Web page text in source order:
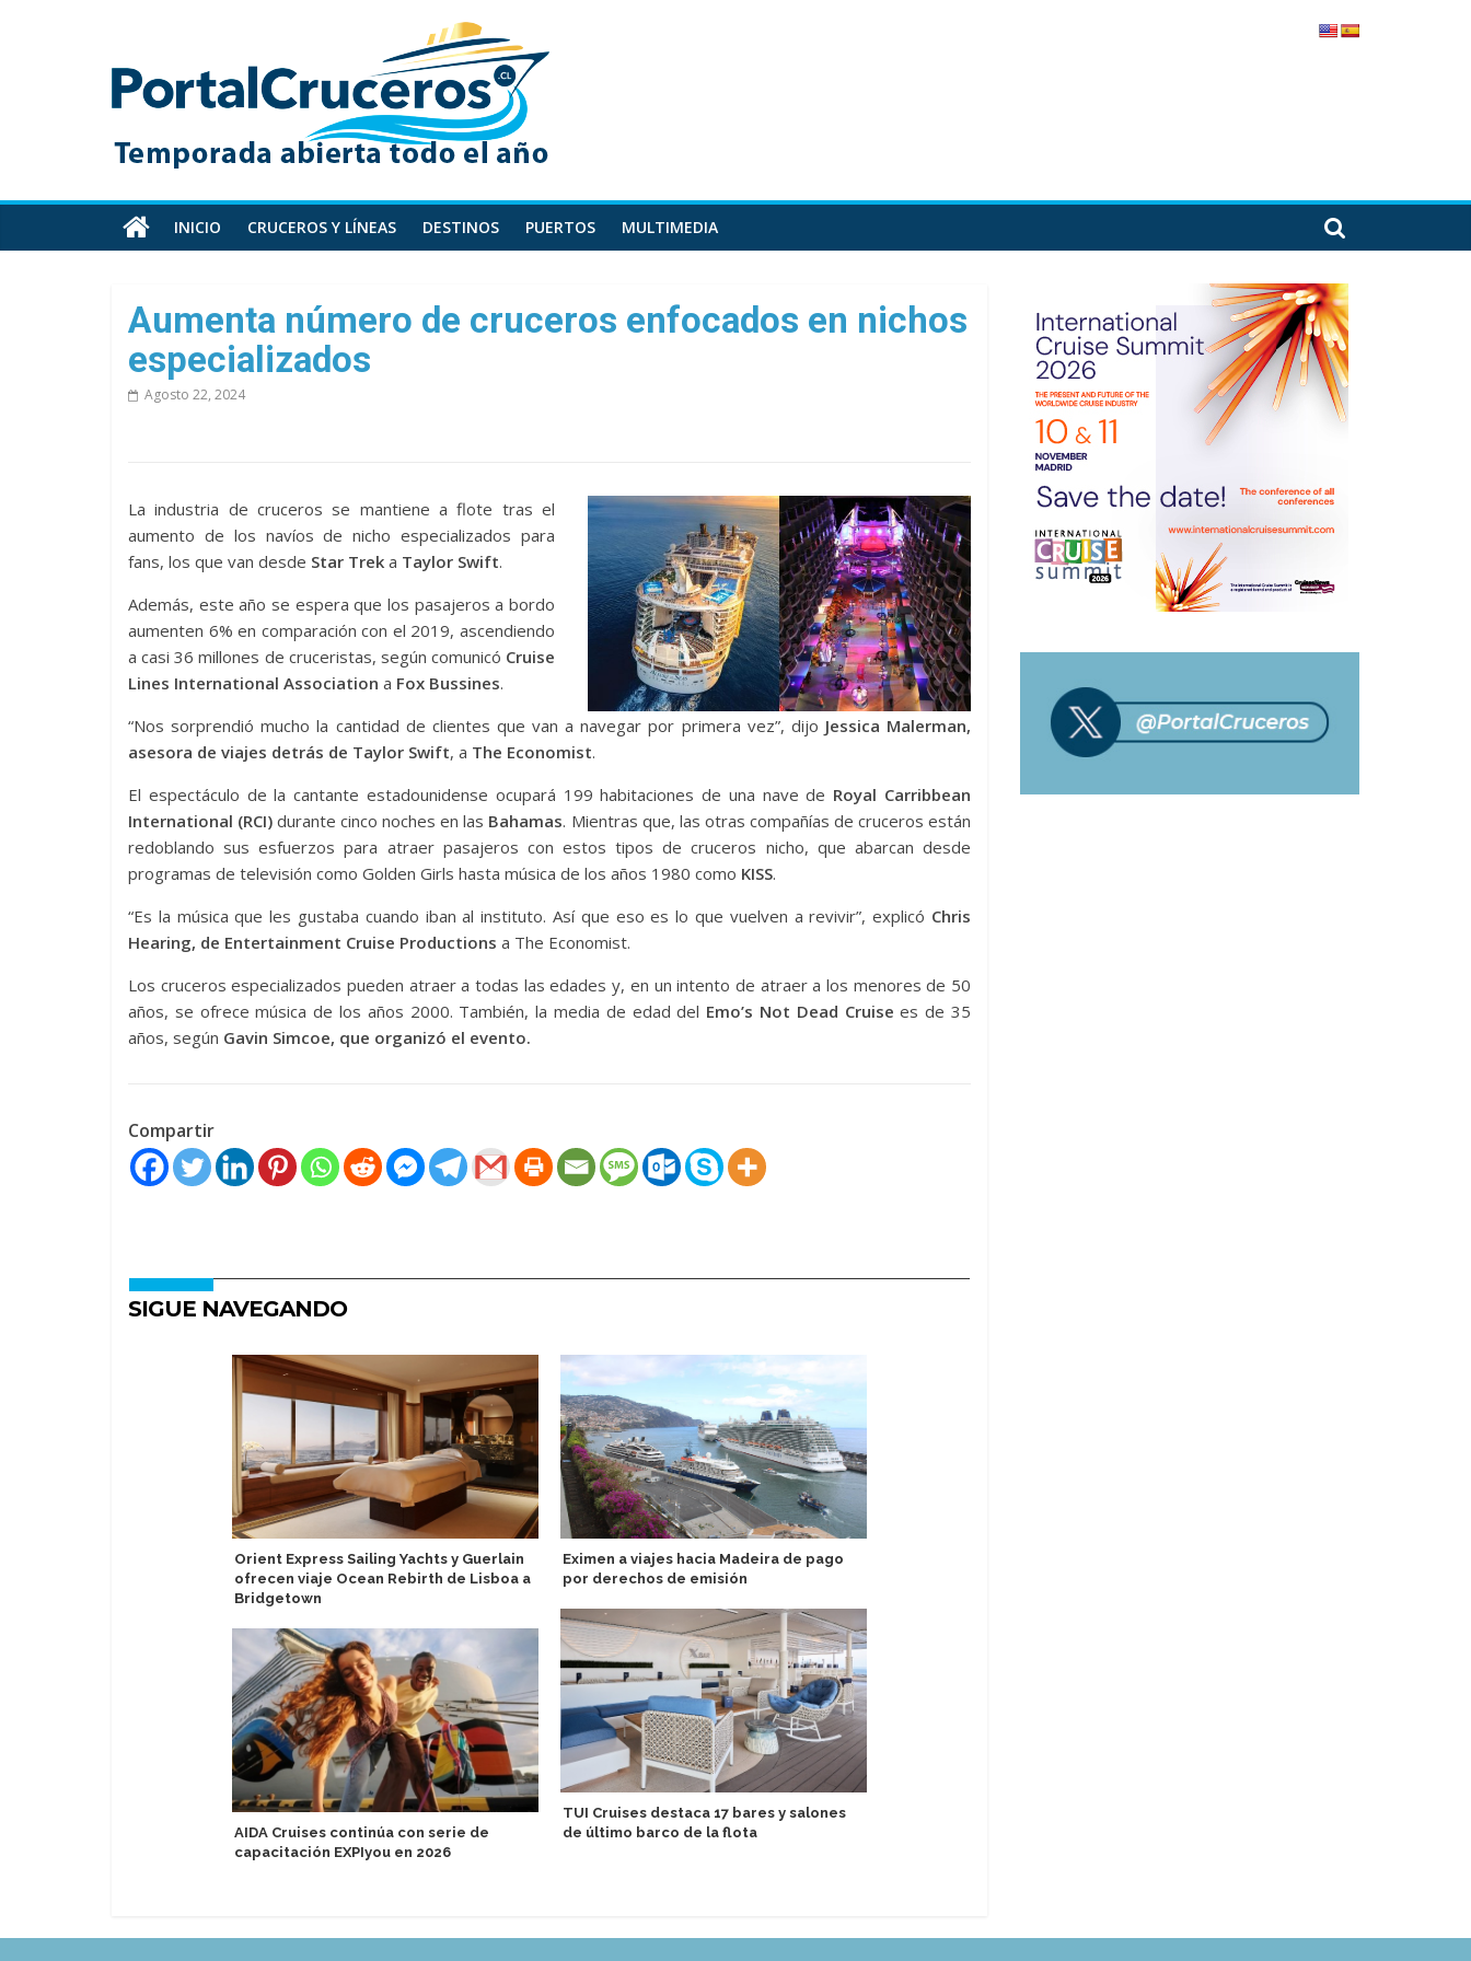
PortalCruceros
Toda
información
cruceros
en
un
sitio
INICIO CRUCEROS Y LÍNEAS DESTINOS PUERTOS MULTIMEDIA
Aumenta número de cruceros enfocados en nichos
especializados
Agosto 22, 2024
La industria de cruceros se mantiene a flote tras el
aumento de los navíos de nicho especializados para
fans, los que van desde Star Trek a Taylor Swift.
Además, este año se espera que los pasajeros a bordo
aumenten 6% en comparación con el 2019, ascendiendo
a casi 36 millones de cruceristas, según comunicó Cruise
Lines International Association a Fox Bussines.
“Nos sorprendió mucho la cantidad de clientes que van a navegar por primera vez”, dijo Jessica Malerman,
asesora de viajes detrás de Taylor Swift, a The Economist.
El espectáculo de la cantante estadounidense ocupará 199 habitaciones de una nave de Royal Carribbean
International (RCI) durante cinco noches en las Bahamas. Mientras que, las otras compañías de cruceros están
redoblando sus esfuerzos para atraer pasajeros con estos tipos de cruceros nicho, que abarcan desde
programas de televisión como Golden Girls hasta música de los años 1980 como KISS.
“Es la música que les gustaba cuando iban al instituto. Así que eso es lo que vuelven a revivir”, explicó Chris
Hearing, de Entertainment Cruise Productions a The Economist.
Los cruceros especializados pueden atraer a todas las edades y, en un intento de atraer a los menores de 50
años, se ofrece música de los años 2000. También, la media de edad del Emo’s Not Dead Cruise es de 35
años, según Gavin Simcoe, que organizó el evento.
Compartir
SIGUE NAVEGANDO
Orient Express Sailing Yachts y Guerlain
ofrecen viaje Ocean Rebirth de Lisboa a
Bridgetown
AIDA Cruises continúa con serie de
capacitación EXPIyou en 2026
Eximen a viajes hacia Madeira de pago
por derechos de emisión
TUI Cruises destaca 17 bares y salones
de último barco de la flota